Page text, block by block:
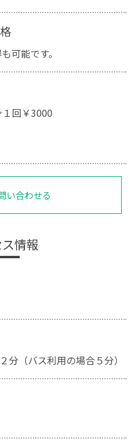
可能です。
回￥3000
い合わせる
情報
分（バス利用の場合５分）